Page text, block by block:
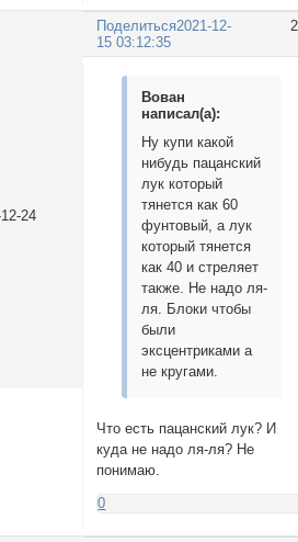
Поделиться2021-12-
15 03:12:35
24
Вован
написал(а):
Ну купи какой
нибудь пацанский
лук который
тянется как 60
фунтовый, а лук
который тянется
как 40 и стреляет
также. Не надо ля-
ля. Блоки чтобы
были
эксцентриками а
не кругами.
Что есть пацанский лук? И
куда не надо ля-ля? Не
понимаю.
0